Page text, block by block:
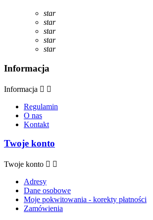
star
star
star
star
star
Informacja
Informacja  
Regulamin
O nas
Kontakt
Twoje konto
Twoje konto  
Adresy
Dane osobowe
Moje pokwitowania - korekty płatności
Zamówienia